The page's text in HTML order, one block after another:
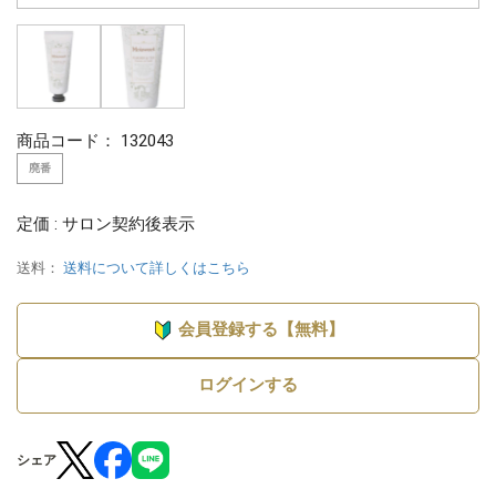
商品コード： 132043
廃番
定価 : サロン契約後表示
送料： 送料について詳しくはこちら
会員登録する【無料】
ログインする
シェア